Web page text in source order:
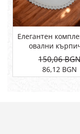
Елегантен
овални
150,06 BGN
86,12 BGN